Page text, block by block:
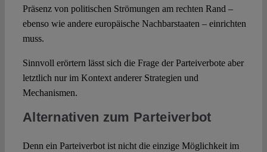
Präsenz von politischen Strömungen am rechten Rand –
ebenso wie andere europäische Nachbarstaaten – einrichten
muss.
Sinnvoll erörtern lässt sich die Frage der Parteiverbote aber
letztlich nur im Kontext anderer Strategien und
Mechanismen.
Alternativen zum Parteiverbot
Denn ein Parteiverbot ist nicht die einzige Möglichkeit im